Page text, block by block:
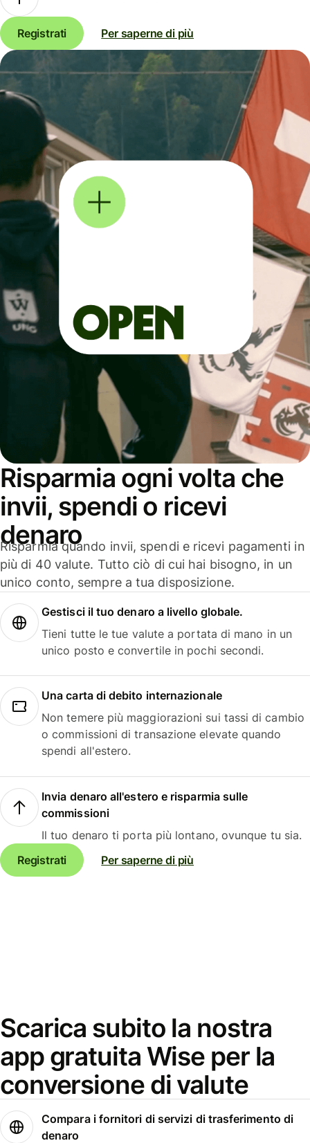
Registrati Per saperne di più
Risparmia ogni volta che
invii, spendi o ricevi
denaro
Risparmia quando invii, spendi e ricevi pagamenti in
più di 40 valute. Tutto ciò di cui hai bisogno, in un
unico conto, sempre a tua disposizione.
Gestisci il tuo denaro a livello globale.
Tieni tutte le tue valute a portata di mano in un
unico posto e convertile in pochi secondi.
Una carta di debito internazionale
Non temere più maggiorazioni sui tassi di cambio
o commissioni di transazione elevate quando
spendi all'estero.
Invia denaro all'estero e risparmia sulle
commissioni
Il tuo denaro ti porta più lontano, ovunque tu sia.
Registrati
Per saperne di più
Scarica subito la nostra
app gratuita Wise per la
conversione di valute
Compara i fornitori di servizi di trasferimento di
denaro